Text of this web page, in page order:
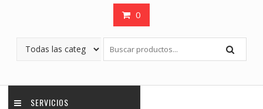
0
SERVICIOS